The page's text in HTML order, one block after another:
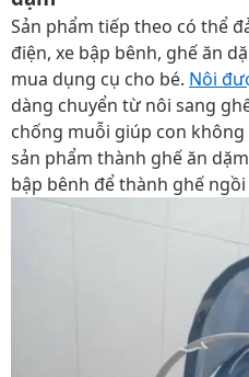
Sản phẩm tiếp theo có thể
điện, xe bập bênh, ghế ăn
mua dụng cụ cho bé. Nôi
dàng chuyển từ nôi sang
chống muỗi giúp con
sản phẩm thành ghế ăn
bập bênh để thành ghế